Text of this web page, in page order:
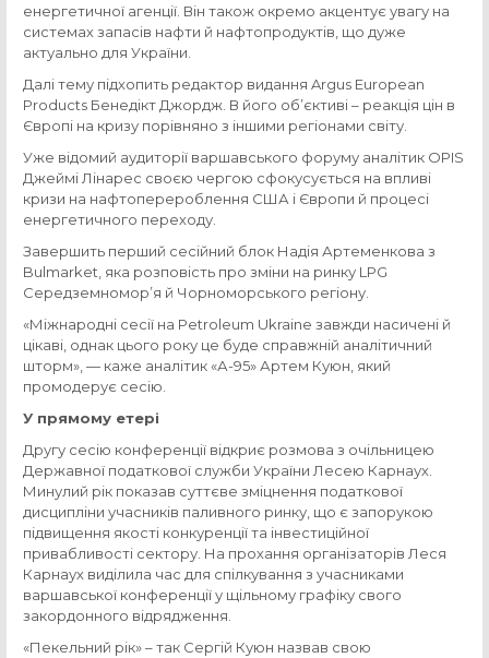
енергетичної агенції. Він також окремо акцентує увагу на
системах запасів нафти й нафтопродуктів, що дуже
актуально для України.
Далі тему підхопить редактор видання Argus European
Products Бенедікт Джордж. В його об’єктиві – реакція цін в
Європі на кризу порівняно з іншими регіонами світу.
Уже відомий аудиторії варшавського форуму аналітик OPIS
Джеймі Лінарес своєю чергою сфокусується на впливі
кризи на нафтоперероблення США і Європи й процесі
енергетичного переходу.
Завершить перший сесійний блок Надія Артеменкова з
Bulmarket, яка розповість про зміни на ринку LPG
Середземномор’я й Чорноморського регіону.
«Міжнародні сесії на Petroleum Ukraine завжди насичені й
цікаві, однак цього року це буде справжній аналітичний
шторм», — каже аналітик «А-95» Артем Куюн, який
промодерує сесію.
У прямому етері
Другу сесію конференції відкриє розмова з очільницею
Державної податкової служби України Лесею Карнаух.
Минулий рік показав суттєве зміцнення податкової
дисципліни учасників паливного ринку, що є запорукою
підвищення якості конкуренції та інвестиційної
привабливості сектору. На прохання організаторів Леся
Карнаух виділила час для спілкування з учасниками
варшавської конференції у щільному графіку свого
закордонного відрядження.
«Пекельний рік» – так Сергій Куюн назвав свою